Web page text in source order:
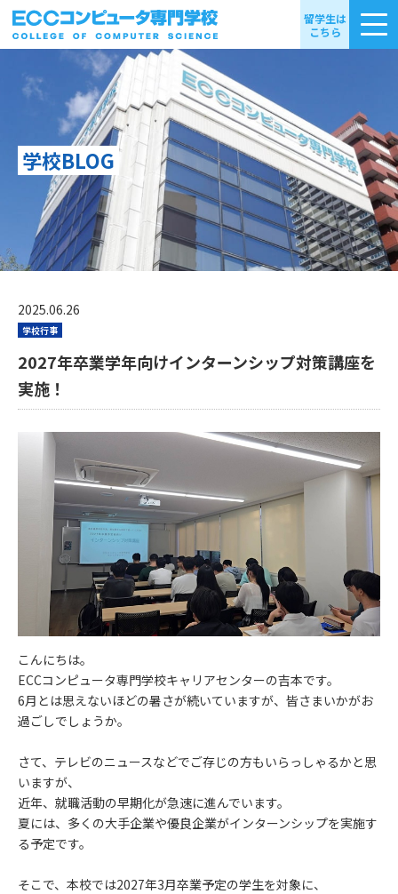
留学生は
こちら
学校BLOG
2025.06.26
学校行事
2027年卒業学年向けインターンシップ対策講座を
実施！
こんにちは。
ECCコンピュータ専門学校キャリアセンターの吉本です。
6月とは思えないほどの暑さが続いていますが、皆さまいかがお
過ごしでしょうか。
さて、テレビのニュースなどでご存じの方もいらっしゃるかと思
いますが、
近年、就職活動の早期化が急速に進んでいます。
夏には、多くの大手企業や優良企業がインターンシップを実施す
る予定です。
そこで、本校では2027年3月卒業予定の学生を対象に、